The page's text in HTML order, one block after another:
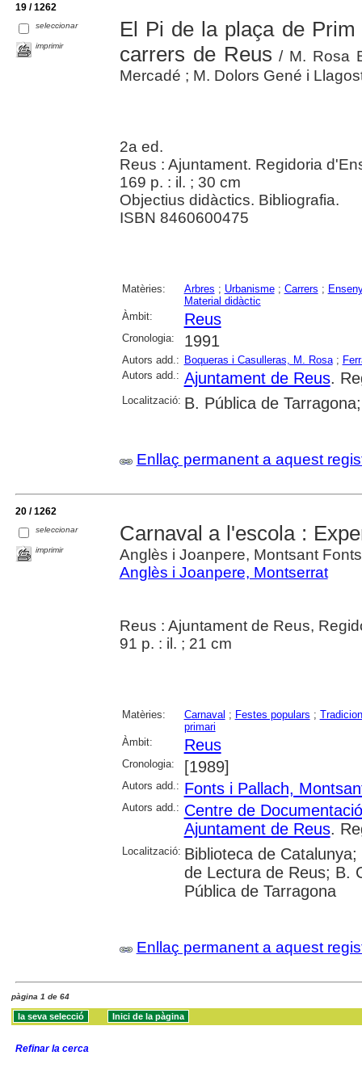
19 / 1262
seleccionar
imprimir
El Pi de la plaça de
carrers de Reus / M. Rosa
Mercadé ; M. Dolors Gené i
2a ed.
Reus : Ajuntament. Regidoria
169 p. : il. ; 30 cm
Objectius didàctics. Bibliografia.
ISBN 8460600475
Matèries: Arbres ; Urbanisme; Carrers ;
Material didàctic
Àmbit:
Reus
Cronologia: 1991
Autors add.: Boqueras i Casulleras, M. Rosa;
Autors add.: Ajuntament de Reus.
Localització: B. Pública de
Enllaç permanent a aquest
20 / 1262
seleccionar
imprimir
Carnaval a l'escola :
Anglès i Joanpere, Montsant
Anglès i Joanpere, Montserrat
Reus : Ajuntament de Reus,
91 p. : il. ; 21 cm
Matèries: Carnaval ; Festes populars ;
primari
Àmbit:
Reus
Cronologia: [1989]
Autors add.: Fonts i Pallach,
Autors add.: Centre de
Ajuntament de Reus.
Localització: Biblioteca de
de Lectura de Reus; B.
Pública de Tarragona
Enllaç permanent a aquest
pàgina 1 de 64
Refinar la cerca